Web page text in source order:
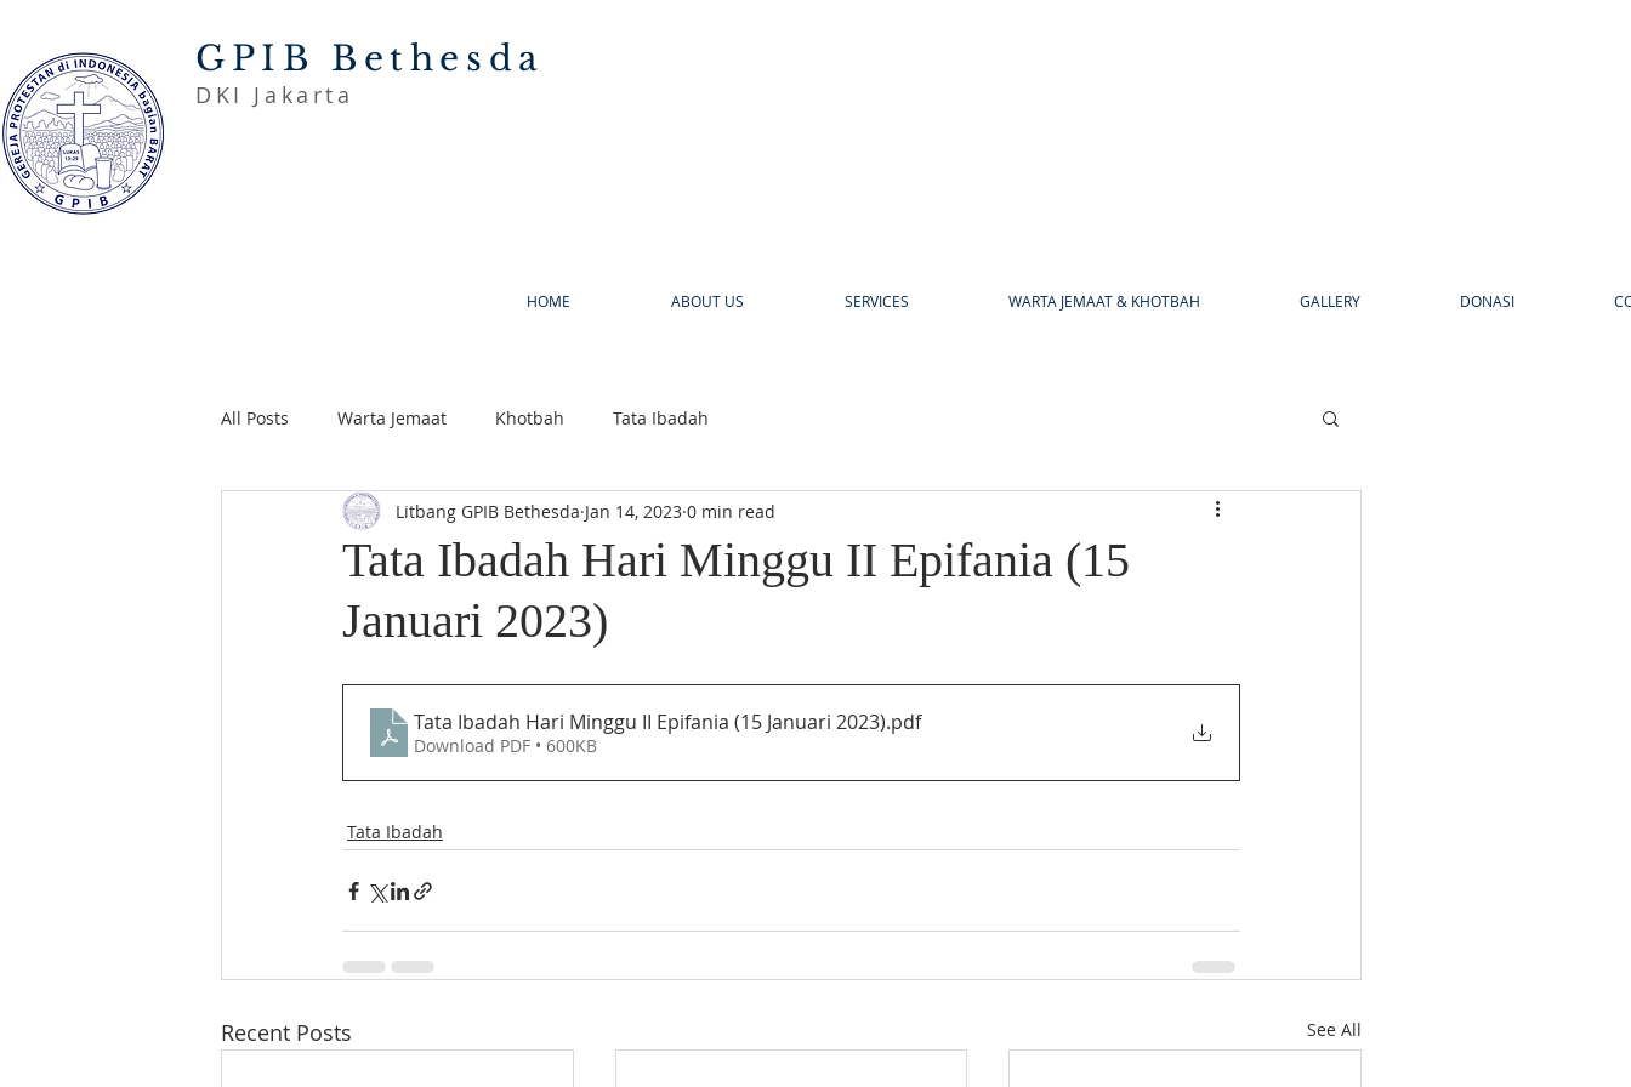
GPIB Bethesda
DKI Jakarta
HOME ABOUT US SERVICES WARTA JEMAAT & KHOTBAH GALLERY DONASI
All Posts Warta Jemaat Khotbah Tata Ibadah
Tata Ibadah Hari Minggu II Epifania (15
Januari 2023)
Litbang GPIB Bethesda Jan 14, 2023 0 min read
Tata Ibadah Hari Minggu II Epifania (15 Januari 2023).pdf
Download PDF • 600KB
Tata Ibadah
Recent Posts See All